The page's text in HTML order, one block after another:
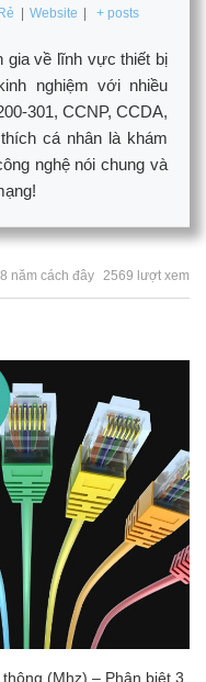
| Website | + posts
gia về lĩnh vực thiết bị
nghiệm với nhiều
301, CCNP, CCDA,
cá nhân là khám
nghệ nói chung và
năm cách đây 2569 lượt xem
(Mhz) – Phân biệt 3